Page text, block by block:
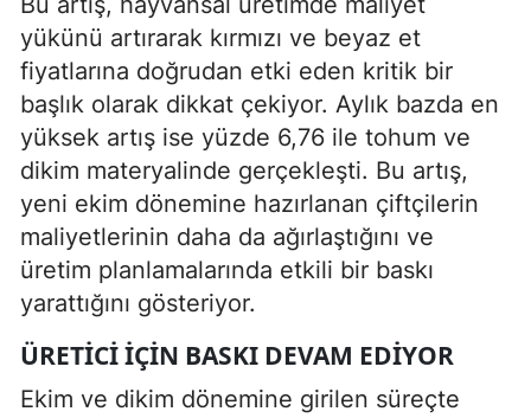
yükünü artırarak kırmızı ve beyaz et
fiyatlarına doğrudan etki eden kritik bir
başlık olarak dikkat çekiyor. Aylık bazda en
yüksek artış ise yüzde 6,76 ile tohum ve
dikim materyalinde gerçekleşti. Bu artış,
yeni ekim dönemine hazırlanan çiftçilerin
maliyetlerinin daha da ağırlaştığını ve
üretim planlamalarında etkili bir baskı
yarattığını gösteriyor.
ÜRETICI İÇIN BASKI DEVAM EDIYOR
Ekim ve dikim dönemine girilen süreçte